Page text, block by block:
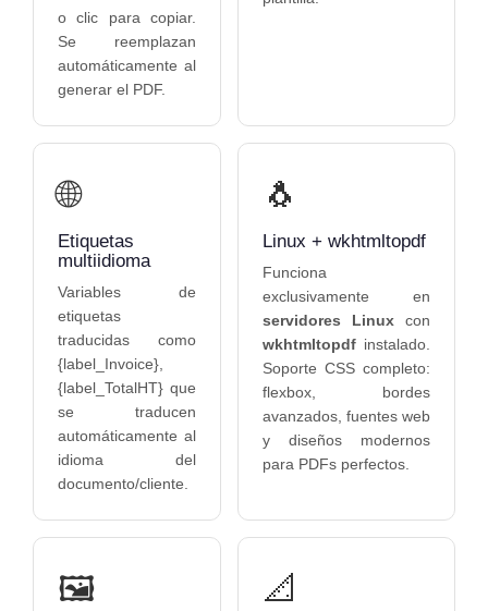
o clic para copiar.
Se reemplazan
automáticamente al
generar el PDF.
🌐
Etiquetas
multiidioma
Variables de
etiquetas
traducidas como
{label_Invoice},
{label_TotalHT} que
se traducen
automáticamente al
idioma del
documento/cliente.
🐧
Linux + wkhtmltopdf
Funciona
exclusivamente en
servidores Linux con
wkhtmltopdf instalado.
Soporte CSS completo:
flexbox, bordes
avanzados, fuentes web
y diseños modernos
para PDFs perfectos.
🖼️ 📐